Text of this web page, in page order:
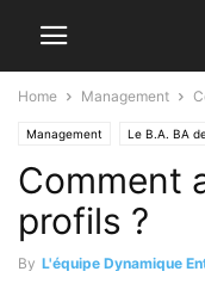
Home Management
Management Le B.A. BA
Comment
profils ?
By L'équipe Dynamique